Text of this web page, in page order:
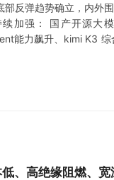
反弹趋势确立，内外
加强： 国产开源大
能力飙升、kimi K3
、高绝缘阻燃、